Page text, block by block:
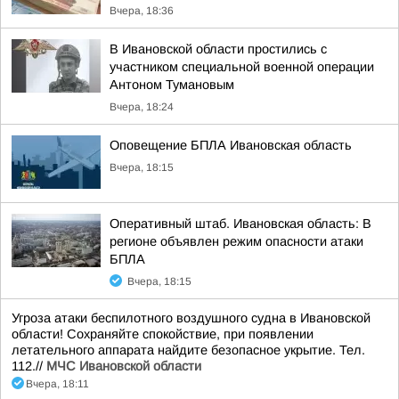
Вчера, 18:36
В Ивановской области простились с
участником специальной военной операции
Антоном Тумановым
Вчера, 18:24
Оповещение БПЛА Ивановская область
Вчера, 18:15
Оперативный штаб. Ивановская область: В
регионе объявлен режим опасности атаки
БПЛА
Вчера, 18:15
Угроза атаки беспилотного воздушного судна в Ивановской
области! Сохраняйте спокойствие, при появлении
летательного аппарата найдите безопасное укрытие. Тел.
112.// МЧС Ивановской области
Вчера, 18:11